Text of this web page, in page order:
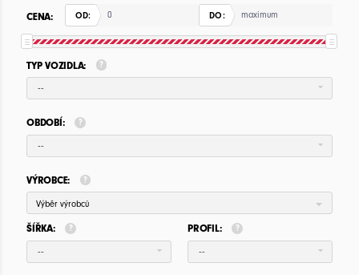
CENA: OD: DO:
TYP VOZIDLA:
--
OBDOBÍ:
--
VÝROBCE:
Výběr výrobců
ŠÍŘKA:
--
PROFIL:
--